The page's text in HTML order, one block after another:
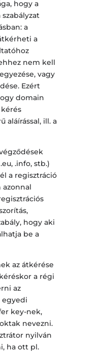
hogy a
a
a
nem kell
vagy
Ezért
domain
aláírással, ill. a
.info, stb.)
a regisztráció
hogy aki
be a
az átkérése
a régi
az
egyedi
key-nek,
nevezni.
nyilván
ha ott pl.